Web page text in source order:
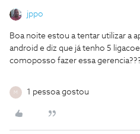
jppo
Boa noite estou a tentar utilizar a
android e diz que já tenho 5
comoposso fazer essa
M 1 pessoa gostou